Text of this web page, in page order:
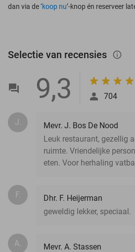
dan via de ‘koop nu’-knop én reserveer
Selectie van recensies info_outlined
9,3 704
J.
Mevr. J. Bos De Nood
Leuk restaurant, gezellig
ruimte. Vriendelijke
eten. Voor herhaling
F.
Dhr. F. Heijerman
geweldig lekker, speciaal.
A.
Mevr. A. Stassen